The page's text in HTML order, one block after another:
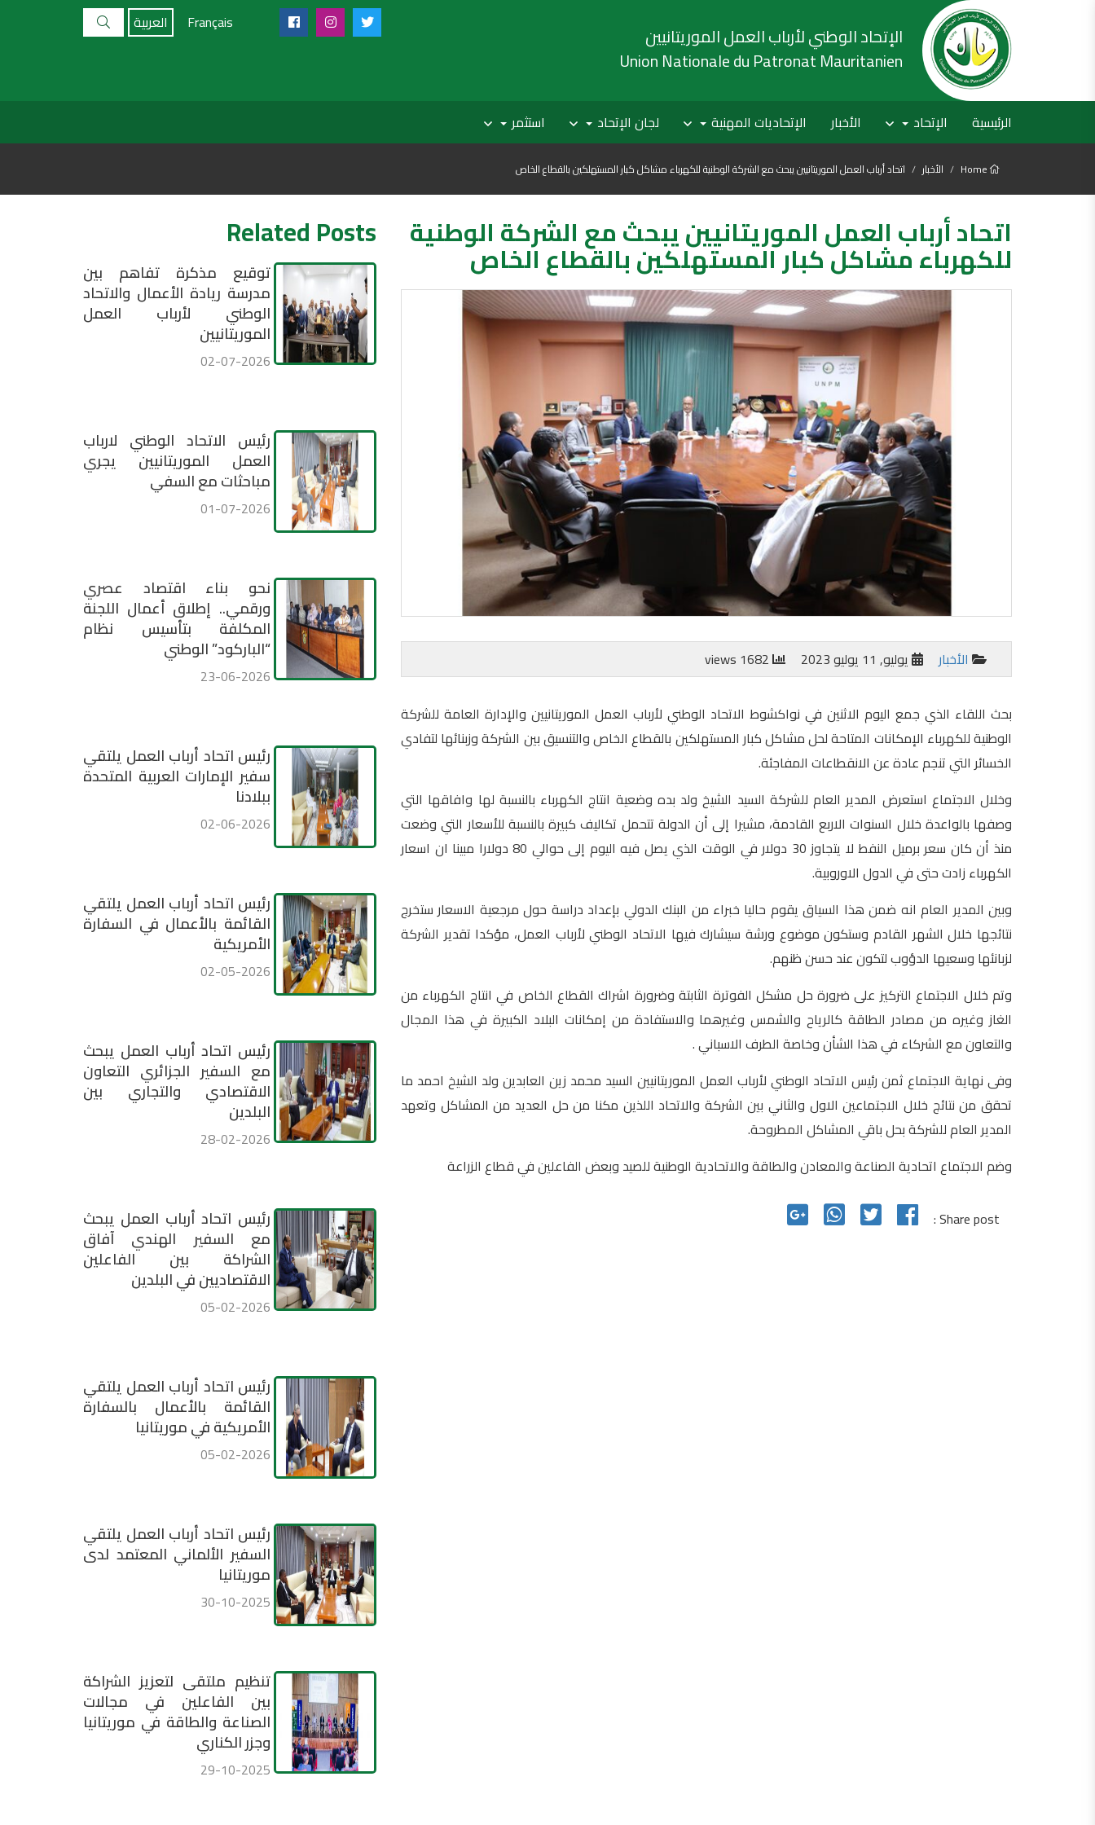
الإتحاد الوطني لأرباب العمل الموريتانيين
Union Nationale du Patronat Mauritanien
Français العربية
الرئيسية الإتحاد الأخبار الإتحاديات المهنية لجان الإتحاد استثمر
Home الأخبار اتحاد أرباب العمل الموريتانيين يبحث مع الشركة الوطنية للكهرباء مشاكل كبار المستهلكين بالقطاع الخاص
اتحاد أرباب العمل الموريتانيين يبحث مع الشركة الوطنية
للكهرباء مشاكل كبار المستهلكين بالقطاع الخاص
الأخبار يوليو, 11 يوليو 2023
بحث اللقاء الذي جمع اليوم الاثنين في نواكشوط الاتحاد الوطني لأرباب العمل الموريتانيين والإدارة العامة للشركة
الوطنية للكهرباء الإمكانات المتاحة لحل مشاكل كبار المستهلكين بالقطاع الخاص والتنسيق بين الشركة وزبنائها لتفادي
الخسائر التي تنجم عادة عن الانقطاعات المفاجئة.
وخلال الاجتماع استعرض المدير العام للشركة السيد الشيخ ولد بده وضعية انتاج الكهرباء بالنسبة لها وافاقها التي
وصفها بالواعدة خلال السنوات الاربع القادمة، مشيرا إلى أن الدولة تتحمل تكاليف كبيرة بالنسبة للأسعار التي وضعت
منذ أن كان سعر برميل النفط لا يتجاوز 30 دولار في الوقت الذي يصل فيه اليوم إلى حوالي 80 دولارا مبينا ان اسعار
الكهرباء زادت حتى في الدول الاوروبية.
وبين المدير العام انه ضمن هذا السياق يقوم حاليا خبراء من البنك الدولي بإعداد دراسة حول مرجعية الاسعار ستخرج
نتائجها خلال الشهر القادم وستكون موضوع ورشة سيشارك فيها الاتحاد الوطني لأرباب العمل، مؤكدا تقدير الشركة
لزبانئها وسعيها الدؤوب لتكون عند حسن ظنهم.
وتم خلال الاجتماع التركيز على ضرورة حل مشكل الفوترة الثابتة وضرورة اشراك القطاع الخاص في انتاج الكهرباء من
الغاز وغيره من مصادر الطاقة كالرياح والشمس وغيرهما والاستفادة من إمكانات البلاد الكبيرة في هذا المجال
والتعاون مع الشركاء في هذا الشأن وخاصة الطرف الاسباني .
وفى نهاية الاجتماع ثمن رئيس الاتحاد الوطني لأرباب العمل الموريتانيين السيد محمد زين العابدين ولد الشيخ احمد ما
تحقق من نتائج خلال الاجتماعين الاول والثاني بين الشركة والاتحاد اللذين مكنا من حل العديد من المشاكل وتعهد
المدير العام للشركة بحل باقي المشاكل المطروحة.
وضم الاجتماع اتحادية الصناعة والمعادن والطاقة والاتحادية الوطنية للصيد وبعض الفاعلين في قطاع الزراعة
Share post :
Related Posts
توقيع مذكرة تفاهم بين
مدرسة ريادة الأعمال والاتحاد
الوطني لأرباب العمل
الموريتانيين
02-07-2026
رئيس الاتحاد الوطني لارباب
العمل الموريتانيين يجري
مباحثات مع السفي
01-07-2026
نحو بناء اقتصاد عصري
ورقمي.. إطلاق أعمال اللجنة
المكلفة بتأسيس نظام
“الباركود” الوطني
23-06-2026
رئيس اتحاد أرباب العمل يلتقي
سفير الإمارات العربية المتحدة
ببلادنا
02-06-2026
رئيس اتحاد أرباب العمل يلتقي
القائمة بالأعمال في السفارة
الأمريكية
02-05-2026
رئيس اتحاد أرباب العمل يبحث
مع السفير الجزائري التعاون
الاقتصادي والتجاري بين
البلدين
28-02-2026
رئيس اتحاد أرباب العمل يبحث
مع السفير الهندي آفاق
الشراكة بين الفاعلين
الاقتصاديين في البلدين
05-02-2026
رئيس اتحاد أرباب العمل يلتقي
القائمة بالأعمال بالسفارة
الأمريكية في موريتانيا
05-02-2026
رئيس اتحاد أرباب العمل يلتقي
السفير الألماني المعتمد لدى
موريتانيا
30-10-2025
تنظيم ملتقى لتعزيز الشراكة
بين الفاعلين في مجالات
الصناعة والطاقة في موريتانيا
وجزر الكناري
29-10-2025